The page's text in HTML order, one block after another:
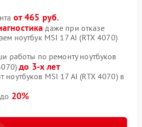
от 465 руб.
даже при отказе
ноутбук MSI 17 AI (RTX 4070)
работы по ремонту ноутбуков
до 3-х лет
ноутбуков MSI 17 AI (RTX 4070) в
20%